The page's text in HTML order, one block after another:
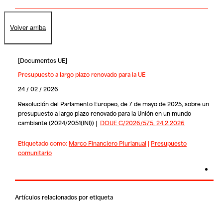
Volver arriba
[Documentos UE]
Presupuesto a largo plazo renovado para la UE
24 / 02 / 2026
Resolución del Parlamento Europeo, de 7 de mayo de 2025, sobre un
presupuesto a largo plazo renovado para la Unión en un mundo
cambiante (2024/2051(INI)) | DOUE C/2026/575, 24.2.2026
Etiquetado como: Marco Financiero Plurianual | Presupuesto
comunitario
Artículos relacionados por etiqueta